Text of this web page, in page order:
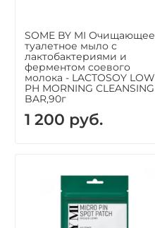
SOME BY MI Очищающее
туалетное мыло с
лактобактериями и
ферментом соевого
молока - LACTOSOY LOW
PH MORNING CLEANSING
BAR,90г
1 200 руб.